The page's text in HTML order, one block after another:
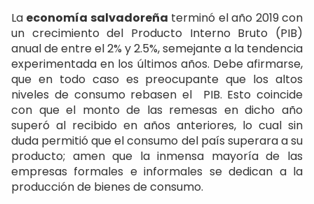
La economía salvadoreña terminó el año 2019 con
un crecimiento del Producto Interno Bruto (PIB)
anual de entre el 2% y 2.5%, semejante a la tendencia
experimentada en los últimos años. Debe afirmarse,
que en todo caso es preocupante que los altos
niveles de consumo rebasen el PIB. Esto coincide
con que el monto de las remesas en dicho año
superó al recibido en años anteriores, lo cual sin
duda permitió que el consumo del país superara a su
producto; amen que la inmensa mayoría de las
empresas formales e informales se dedican a la
producción de bienes de consumo.